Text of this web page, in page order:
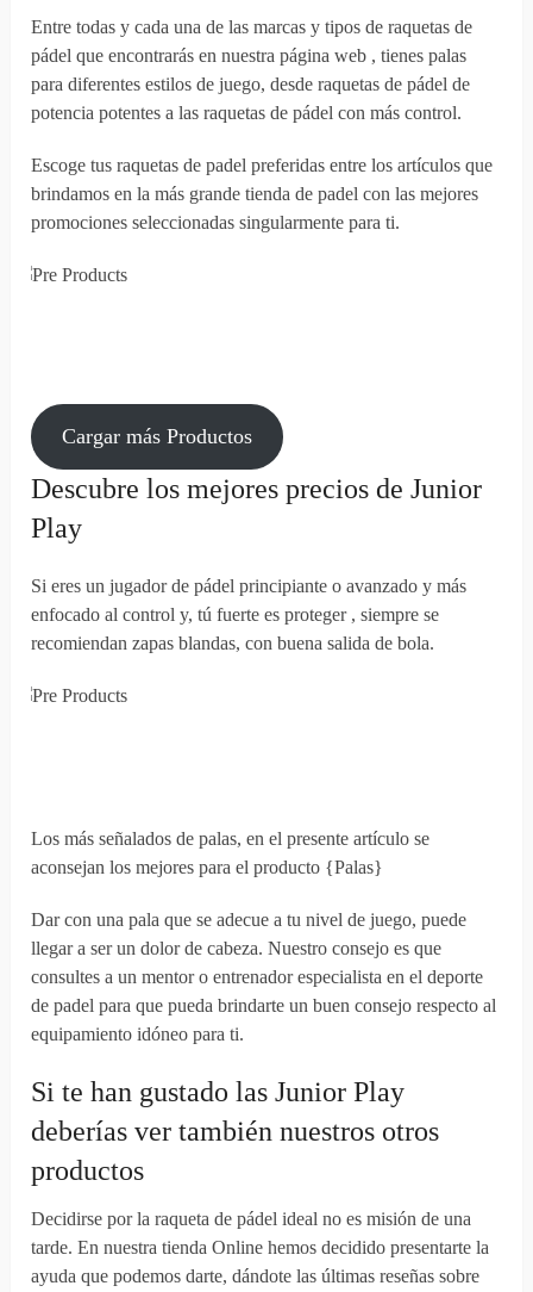
Entre todas y cada una de las marcas y tipos de raquetas de
pádel que encontrarás en nuestra página web , tienes palas
para diferentes estilos de juego, desde raquetas de pádel de
potencia potentes a las raquetas de pádel con más control.
Escoge tus raquetas de padel preferidas entre los artículos que
brindamos en la más grande tienda de padel con las mejores
promociones seleccionadas singularmente para ti.
Cargar más Productos
Descubre los mejores precios de Junior
Play
Si eres un jugador de pádel principiante o avanzado y más
enfocado al control y, tú fuerte es proteger , siempre se
recomiendan zapas blandas, con buena salida de bola.
Los más señalados de palas, en el presente artículo se
aconsejan los mejores para el producto {Palas}
Dar con una pala que se adecue a tu nivel de juego, puede
llegar a ser un dolor de cabeza. Nuestro consejo es que
consultes a un mentor o entrenador especialista en el deporte
de padel para que pueda brindarte un buen consejo respecto al
equipamiento idóneo para ti.
Si te han gustado las Junior Play
deberías ver también nuestros otros
productos
Decidirse por la raqueta de pádel ideal no es misión de una
tarde. En nuestra tienda Online hemos decidido presentarte la
ayuda que podemos darte, dándote las últimas reseñas sobre